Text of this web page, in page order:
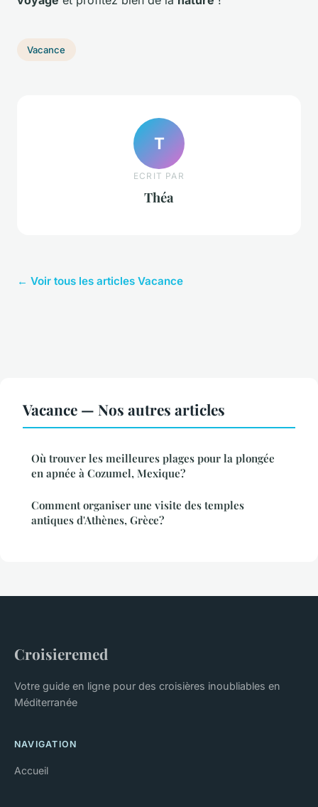
Vacance
T
ECRIT PAR
Théa
← Voir tous les articles Vacance
Vacance — Nos autres articles
Où trouver les meilleures plages pour la plongée
en apnée à Cozumel, Mexique?
Comment organiser une visite des temples
antiques d'Athènes, Grèce?
Croisieremed
Votre guide en ligne pour des croisières inoubliables en
Méditerranée
NAVIGATION
Accueil